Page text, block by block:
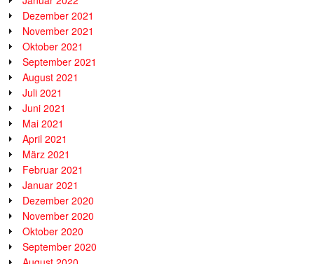
Dezember 2021
November 2021
Oktober 2021
September 2021
August 2021
Juli 2021
Juni 2021
Mai 2021
April 2021
März 2021
Februar 2021
Januar 2021
Dezember 2020
November 2020
Oktober 2020
September 2020